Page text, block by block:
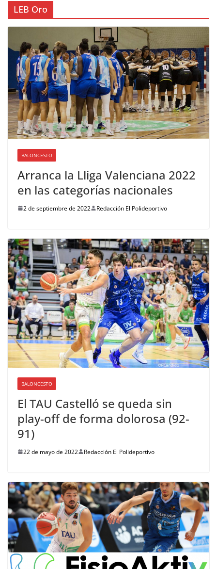
LEB Oro
BALONCESTO
Arranca la Lliga Valenciana 2022
en las categorías nacionales
2 de septiembre de 2022 Redacción El Polideportivo
BALONCESTO
El TAU Castelló se queda sin
play-off de forma dolorosa (92-
91)
22 de mayo de 2022 Redacción El Polideportivo